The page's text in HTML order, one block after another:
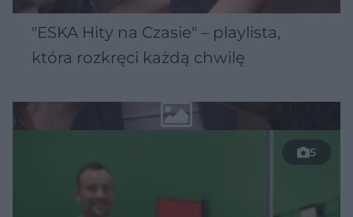
"ESKA Hity na Czasie" – playlista,
która rozkręci każdą chwilę
5